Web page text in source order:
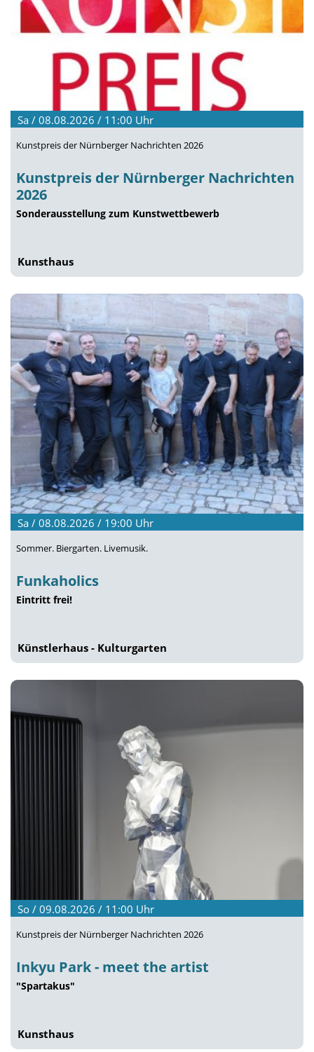
Sa / 08.08.2026 / 11:00 Uhr
Kunstpreis der Nürnberger Nachrichten 2026
Kunstpreis der Nürnberger Nachrichten
2026
Sonderausstellung zum Kunstwettbewerb
Kunsthaus
Sa / 08.08.2026 / 19:00 Uhr
Sommer. Biergarten. Livemusik.
Funkaholics
Eintritt frei!
Künstlerhaus - Kulturgarten
So / 09.08.2026 / 11:00 Uhr
Kunstpreis der Nürnberger Nachrichten 2026
Inkyu Park - meet the artist
"Spartakus"
Kunsthaus